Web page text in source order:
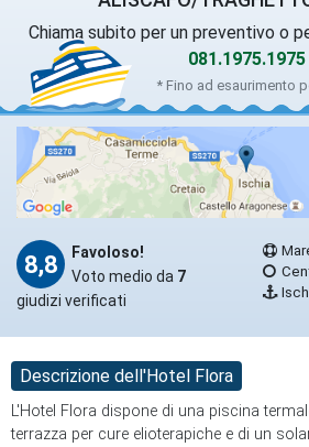
Chiama subito per un preventivo o
081.1975.1975
* Fino ad esaurimento
8,8
Favoloso!
Voto medio da 7
giudizi verificati
Descrizione dell'Hotel Flora
L'Hotel Flora dispone di una piscina
terrazza per cure elioterapiche e di un